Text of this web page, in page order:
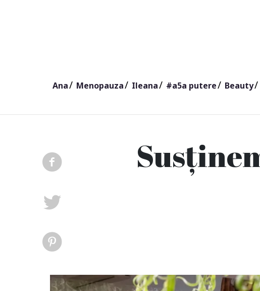
Ana Menopauza Ileana #a5a putere Beauty